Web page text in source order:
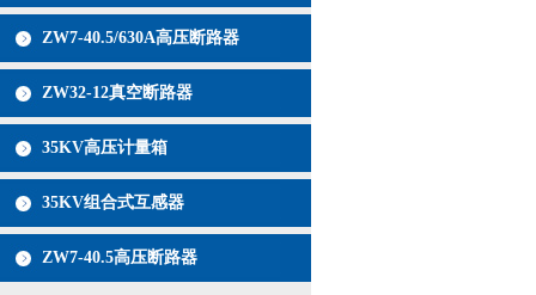
ZW7-40.5/630A高压断路器
ZW32-12真空断路器
35KV高压计量箱
35KV组合式互感器
ZW7-40.5高压断路器